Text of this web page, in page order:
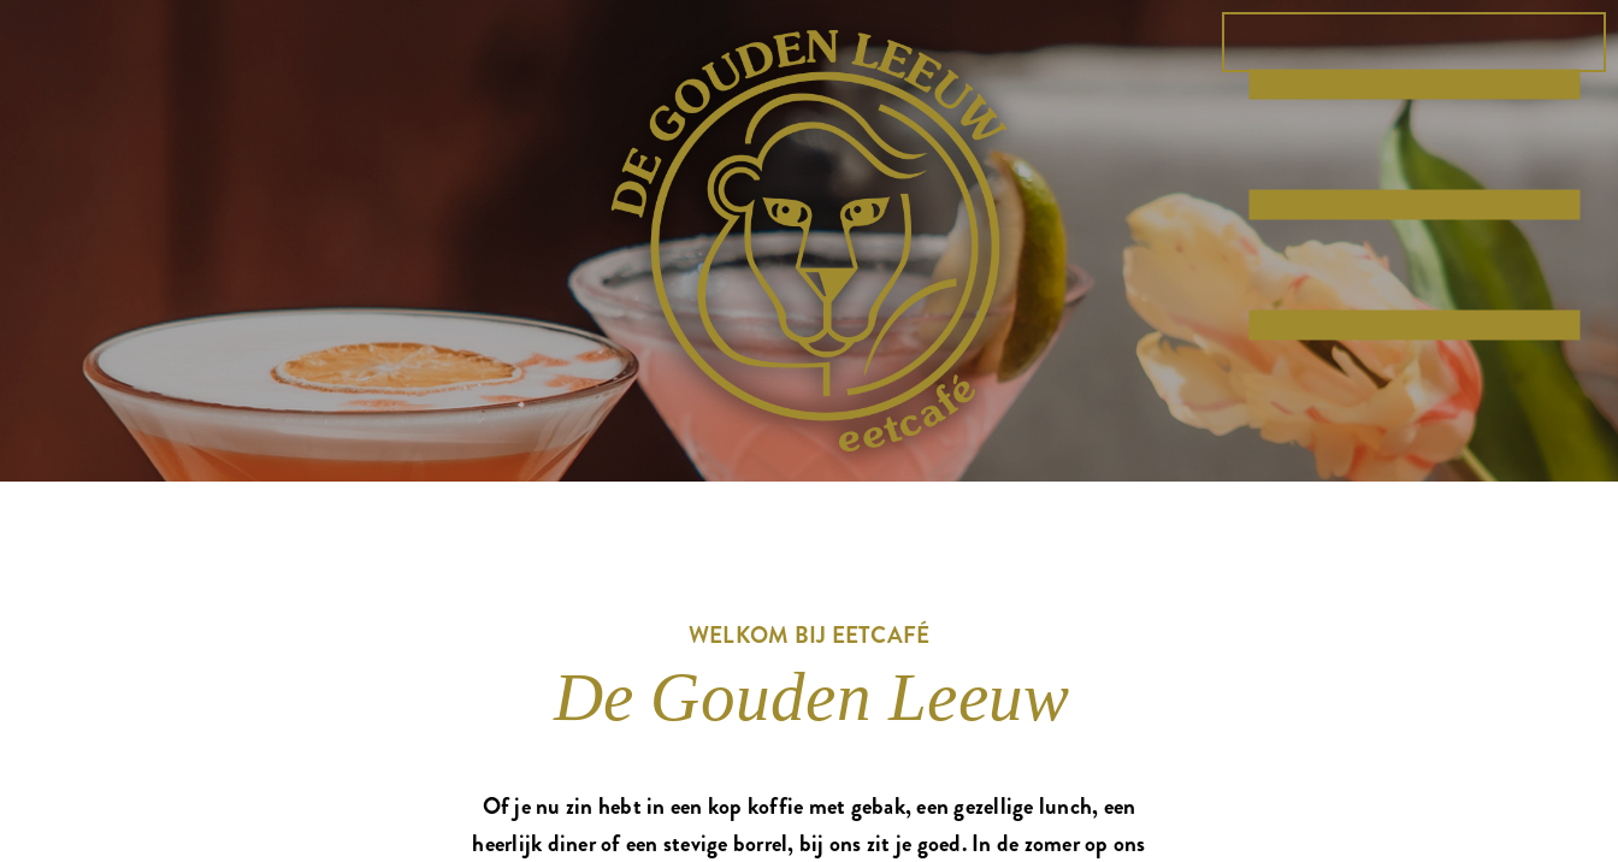
WELKOM BIJ EETCAFÉ
De Gouden Leeuw
Of je nu zin hebt in een kop koffie met gebak, een gezellige lunch, een
heerlijk diner of een stevige borrel, bij ons zit je goed. In de zomer op ons